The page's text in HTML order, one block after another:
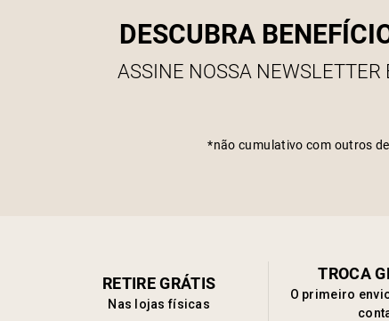
DESCUBRA
ASSINE NOSSA NEWSLETTER
*não cumulativo com outros
RETIRE GRÁTIS
Nas lojas físicas
TROCA
O primeiro